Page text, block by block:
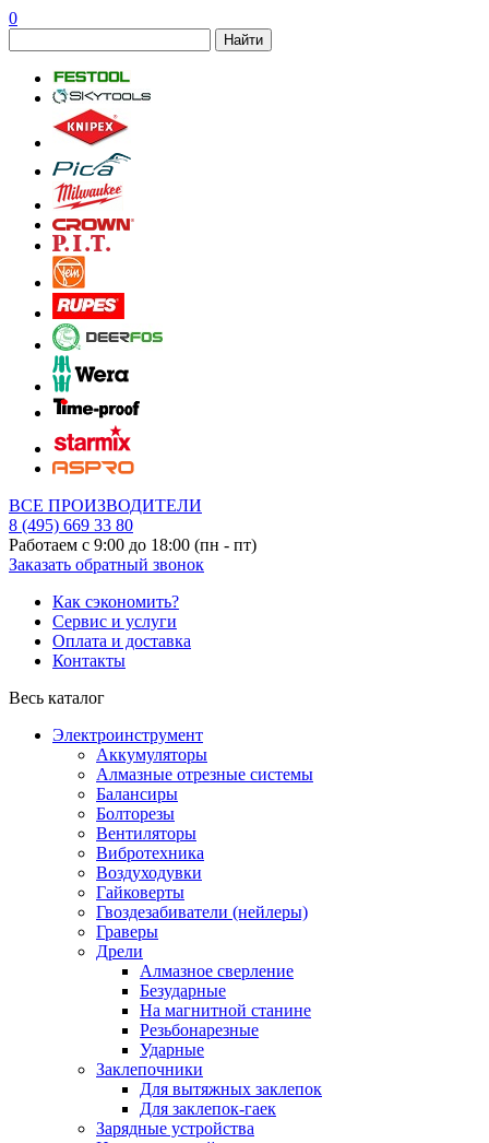
0
Найти
ВСЕ ПРОИЗВОДИТЕЛИ
8 (495) 669 33 80
Работаем с 9:00 до 18:00 (пн - пт)
Заказать обратный звонок
Как сэкономить?
Сервис и услуги
Оплата и доставка
Контакты
Весь каталог
Электроинструмент
Аккумуляторы
Алмазные отрезные системы
Балансиры
Болторезы
Вентиляторы
Вибротехника
Воздуходувки
Гайковерты
Гвоздезабиватели (нейлеры)
Граверы
Дрели
Алмазное сверление
Безударные
На магнитной станине
Резьбонарезные
Ударные
Заклепочники
Для вытяжных заклепок
Для заклепок-гаек
Зарядные устройства